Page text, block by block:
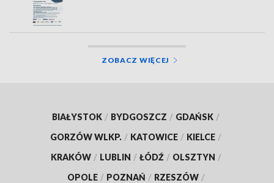
ZOBACZ WIĘCEJ
BIAŁYSTOK / BYDGOSZCZ / GDAŃSK /
GORZÓW WLKP. / KATOWICE / KIELCE /
KRAKÓW / LUBLIN / ŁÓDŹ / OLSZTYN /
OPOLE / POZNAŃ / RZESZÓW /